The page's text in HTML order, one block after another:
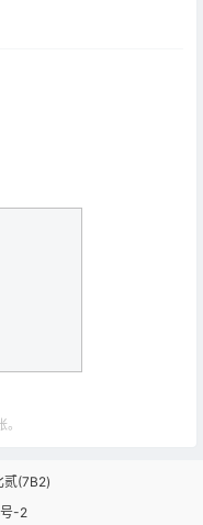
贰(7B2)
-2